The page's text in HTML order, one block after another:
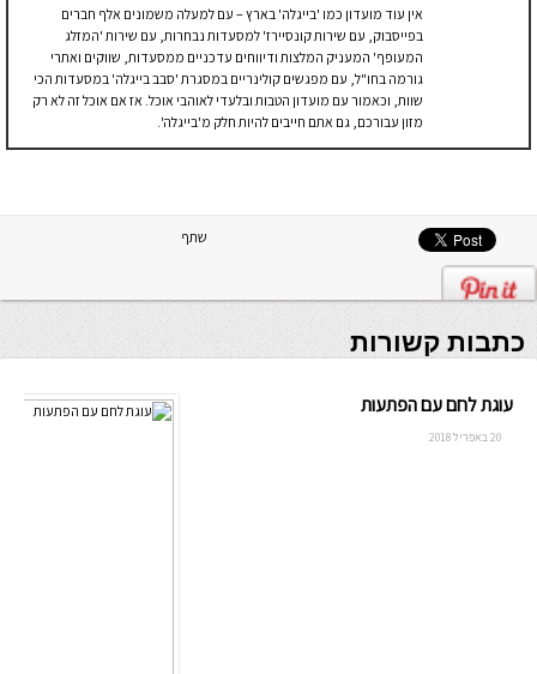
אין עוד מועדון כמו 'בייגלה' בארץ – עם למעלה משמונים אלף חברים
בפייסבוק, עם שירות קונסיירז' למסעדות נבחרות, עם שירות 'המזלג
המעופף' המעניק המלצות ודיווחים עדכניים ממסעדות, שווקים ואתרי
גורמה בחו"ל, עם מפגשים קולינריים במסגרת 'סבב בייגלה' במסעדות הכי
שוות, וכאמור עם מועדון הטבות ובלעדי לאוהבי אוכל. אז אם אוכל זה לא רק
מזון עבורכם, גם אתם חייבים להיות חלק מ'בייגלה'.
שתף
כתבות קשורות
עוגת לחם עם הפתעות
20 באפריל 2018